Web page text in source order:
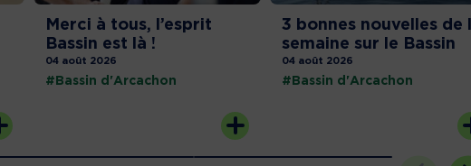
Merci à tous, l’esprit
Bassin est là !
04 août 2026
#Bassin d'Arcachon
3 bonnes nouvelles de
semaine sur le Bassin
04 août 2026
#Bassin d'Arcachon